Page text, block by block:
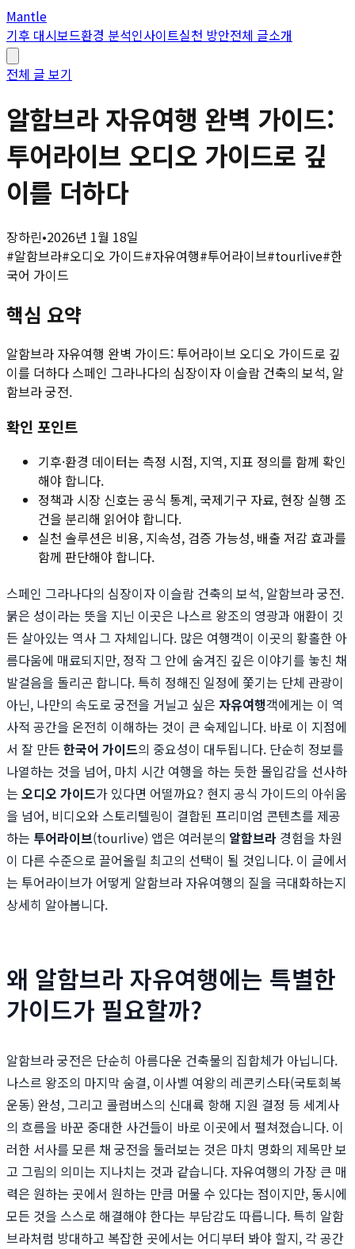
Mantle
기후 대시보드환경 분석인사이트실천 방안전체 글소개
전체 글 보기
알함브라 자유여행 완벽 가이드:
투어라이브 오디오 가이드로 깊
이를 더하다
장하린•2026년 1월 18일
#알함브라#오디오 가이드#자유여행#투어라이브#tourlive#한
국어 가이드
핵심 요약
알함브라 자유여행 완벽 가이드: 투어라이브 오디오 가이드로 깊
이를 더하다 스페인 그라나다의 심장이자 이슬람 건축의 보석, 알
함브라 궁전.
확인 포인트
기후·환경 데이터는 측정 시점, 지역, 지표 정의를 함께 확인
해야 합니다.
정책과 시장 신호는 공식 통계, 국제기구 자료, 현장 실행 조
건을 분리해 읽어야 합니다.
실천 솔루션은 비용, 지속성, 검증 가능성, 배출 저감 효과를
함께 판단해야 합니다.
스페인 그라나다의 심장이자 이슬람 건축의 보석, 알함브라 궁전.
붉은 성이라는 뜻을 지닌 이곳은 나스르 왕조의 영광과 애환이 깃
든 살아있는 역사 그 자체입니다. 많은 여행객이 이곳의 황홀한 아
름다움에 매료되지만, 정작 그 안에 숨겨진 깊은 이야기를 놓친 채
발걸음을 돌리곤 합니다. 특히 정해진 일정에 쫓기는 단체 관광이
아닌, 나만의 속도로 궁전을 거닐고 싶은 자유여행객에게는 이 역
사적 공간을 온전히 이해하는 것이 큰 숙제입니다. 바로 이 지점에
서 잘 만든 한국어 가이드의 중요성이 대두됩니다. 단순히 정보를
나열하는 것을 넘어, 마치 시간 여행을 하는 듯한 몰입감을 선사하
는 오디오 가이드가 있다면 어떨까요? 현지 공식 가이드의 아쉬움
을 넘어, 비디오와 스토리텔링이 결합된 프리미엄 콘텐츠를 제공
하는 투어라이브(tourlive) 앱은 여러분의 알함브라 경험을 차원
이 다른 수준으로 끌어올릴 최고의 선택이 될 것입니다. 이 글에서
는 투어라이브가 어떻게 알함브라 자유여행의 질을 극대화하는지
상세히 알아봅니다.
왜 알함브라 자유여행에는 특별한
가이드가 필요할까?
알함브라 궁전은 단순히 아름다운 건축물의 집합체가 아닙니다.
나스르 왕조의 마지막 숨결, 이사벨 여왕의 레콘키스타(국토회복
운동) 완성, 그리고 콜럼버스의 신대륙 항해 지원 결정 등 세계사
의 흐름을 바꾼 중대한 사건들이 바로 이곳에서 펼쳐졌습니다. 이
러한 서사를 모른 채 궁전을 둘러보는 것은 마치 명화의 제목만 보
고 그림의 의미는 지나치는 것과 같습니다. 자유여행의 가장 큰 매
력은 원하는 곳에서 원하는 만큼 머물 수 있다는 점이지만, 동시에
모든 것을 스스로 해결해야 한다는 부담감도 따릅니다. 특히 알함
브라처럼 방대하고 복잡한 곳에서는 어디부터 봐야 할지, 각 공간